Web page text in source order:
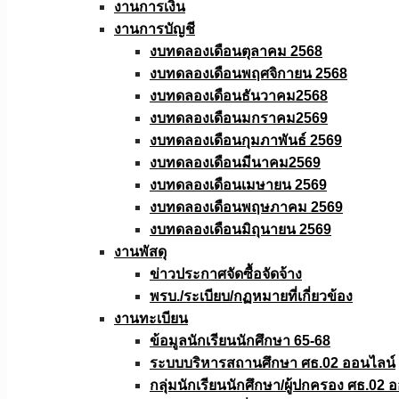
งานการเงิน
งานการบัญชี
งบทดลองเดือนตุลาคม 2568
งบทดลองเดือนพฤศจิกายน 2568
งบทดลองเดือนธันวาคม2568
งบทดลองเดือนมกราคม2569
งบทดลองเดือนกุมภาพันธ์ 2569
งบทดลองเดือนมีนาคม2569
งบทดลองเดือนเมษายน 2569
งบทดลองเดือนพฤษภาคม 2569
งบทดลองเดือนมิถุนายน 2569
งานพัสดุ
ข่าวประกาศจัดซื้อจัดจ้าง
พรบ./ระเบียบ/กฏหมายที่เกี่ยวข้อง
งานทะเบียน
ข้อมูลนักเรียนนักศึกษา 65-68
ระบบบริหารสถานศึกษา ศธ.02 ออนไลน์
กลุ่มนักเรียนนักศึกษา/ผู้ปกครอง ศธ.02